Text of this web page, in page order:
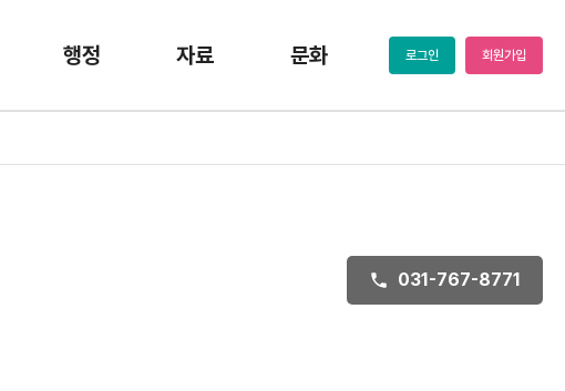
행정 자료 문화 로그인 회원가입
031-767-8771